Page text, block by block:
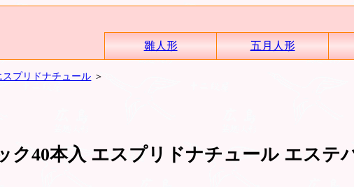
雛人形 五月人形
スプリドナチュール ＞
40本入 エスプリドナチュール エステ